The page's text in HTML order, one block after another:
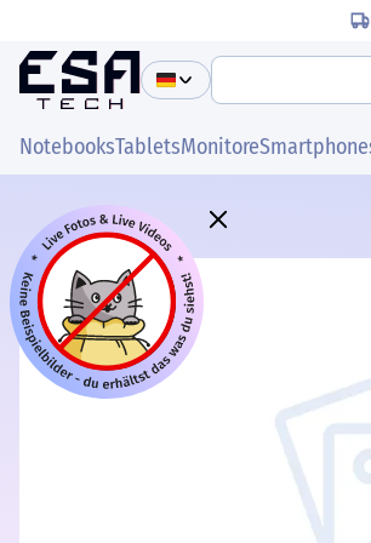
NotebooksTabletsMonitore